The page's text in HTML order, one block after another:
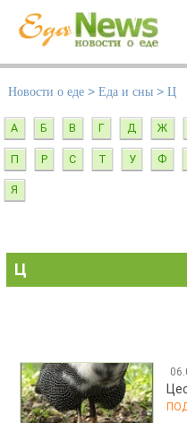
Новости о еде > Еда и сны > Ц
А Б В Г Д Ж
П Р С Т У Ф
Я
Ц